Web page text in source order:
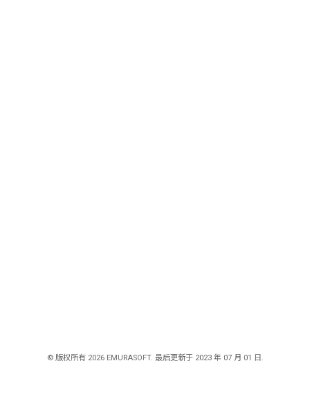
© 版权所有 2026 EMURASOFT. 最后更新于 2023 年 07 月 01 日.